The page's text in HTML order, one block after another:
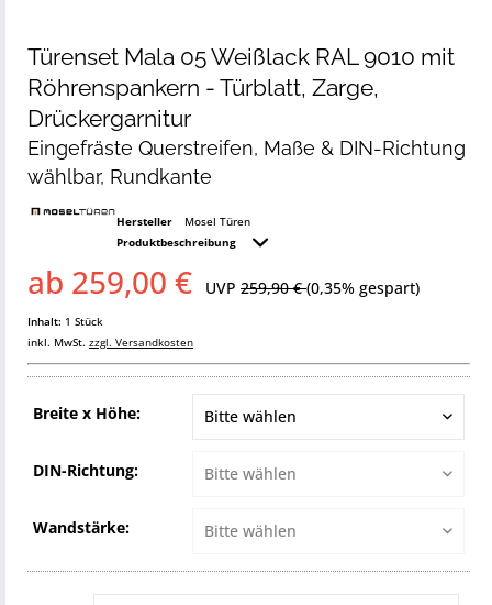
Türenset Mala 05 Weißlack RAL 9010 mit
Röhrenspankern - Türblatt, Zarge,
Drückergarnitur
Eingefräste Querstreifen, Maße & DIN-Richtung
wählbar, Rundkante
Hersteller
Mosel Türen
Produktbeschreibung
ab 259,00 € UVP 259,90 €(0,35% gespart)
Inhalt: 1 Stück
inkl. MwSt. zzgl. Versandkosten
Breite x Höhe:
DIN-Richtung:
Wandstärke: